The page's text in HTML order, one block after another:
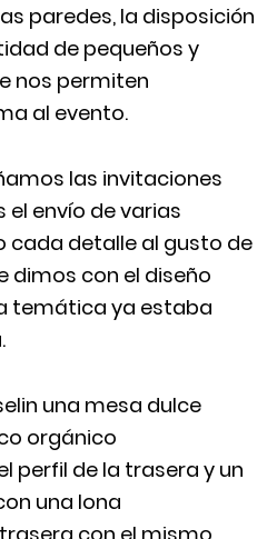
paredes, la disposición
de pequeños y
nos permiten
al evento.
las invitaciones
el envío de varias
cada detalle al gusto de
dimos con el diseño
temática ya estaba
una mesa dulce
orgánico
perfil de la trasera y un
una lona